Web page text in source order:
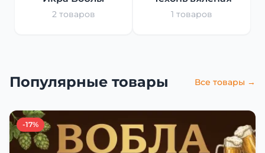
2 товаров 1 товаров
Популярные товары Все товары →
-17%